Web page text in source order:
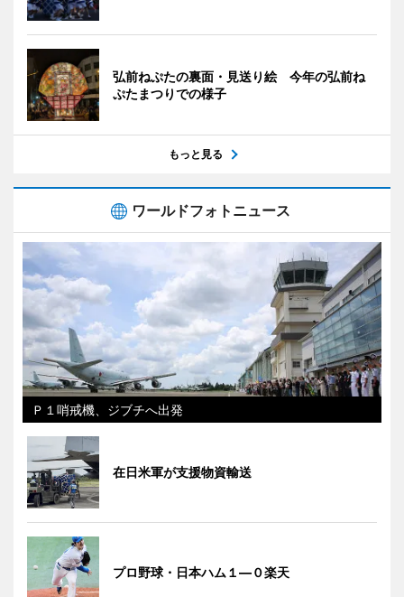
弘前ねぷたの裏面・見送り絵 今年の弘前ね
ぷたまつりでの様子
もっと見る
ワールドフォトニュース
Ｐ１哨戒機、ジブチへ出発
在日米軍が支援物資輸送
プロ野球・日本ハム１―０楽天